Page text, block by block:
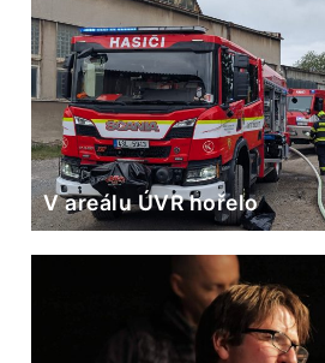
V areálu ÚVR hořelo